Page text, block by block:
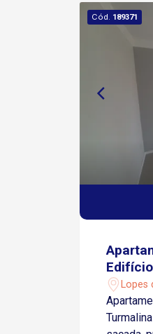
geral.
Cód. 189371
Lopes
Turmalina